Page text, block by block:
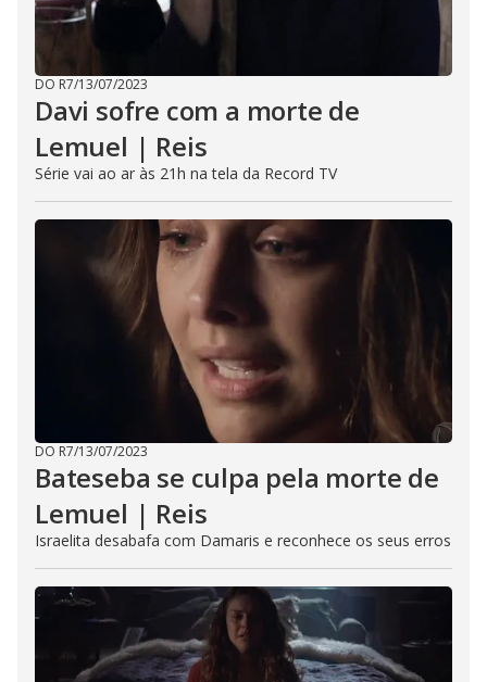
DO R7/13/07/2023
Davi sofre com a morte de
Lemuel | Reis
Série vai ao ar às 21h na tela da Record TV
DO R7/13/07/2023
Bateseba se culpa pela morte de
Lemuel | Reis
Israelita desabafa com Damaris e reconhece os seus erros